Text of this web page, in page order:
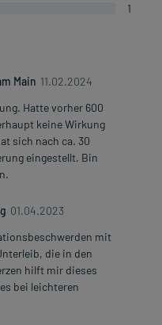
zu der Mahlzeit
mit einem Arzt
(z.B. 1 Glas Wasser)
nicht länger als 3
oder regelmäßig
Sie Ihren Arzt aufsuchen.
Mehr anzeigen
1
Main 11.02.2024
Hatte vorher 600
keine Wirkung
sich nach ca. 30
eingestellt. Bin
01.04.2023
mit
die in den
hilft mir dieses
bei leichteren